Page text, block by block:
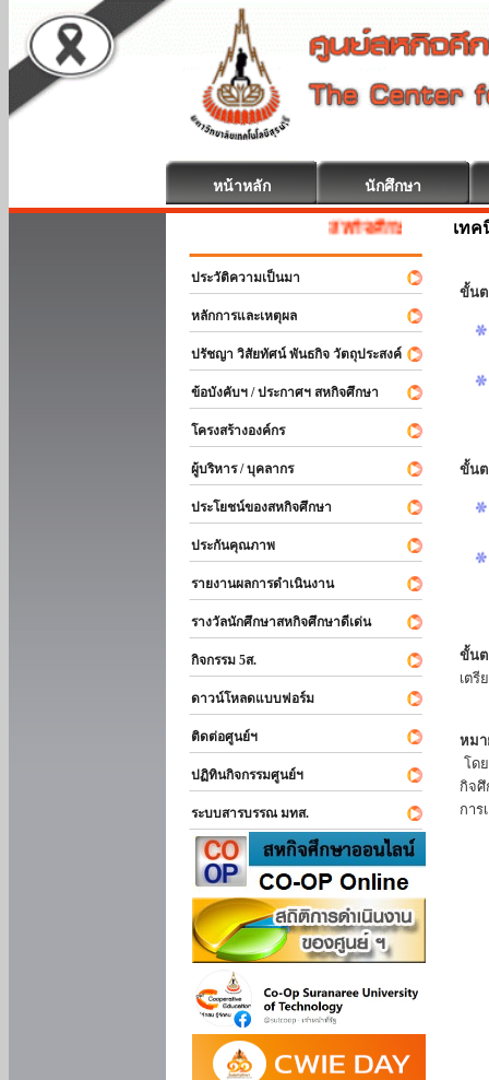
หน้าหลัก นักศึกษา
สหกิจศึกษา ยินดีต้อนรับ
ประวัติความเป็นมา
หลักการและเหตุผล
ปรัชญา วิสัยทัศน์ พันธกิจ วัตถุประสงค์
ข้อบังคับฯ / ประกาศฯ สหกิจศึกษา
โครงสร้างองค์กร
ผู้บริหาร / บุคลากร
ประโยชน์ของสหกิจศึกษา
ประกันคุณภาพ
รายงานผลการดำเนินงาน
รางวัลนักศึกษาสหกิจศึกษาดีเด่น
กิจกรรม 5ส.
ดาวน์โหลดแบบฟอร์ม
ติดต่อศูนย์ฯ
ปฏิทินกิจกรรมศูนย์ฯ
ระบบสารบรรณ มทส.
เทค
ขั้นต
ขั้นต
ขั้น
เตรี
หมา
โด
กิจ
การ